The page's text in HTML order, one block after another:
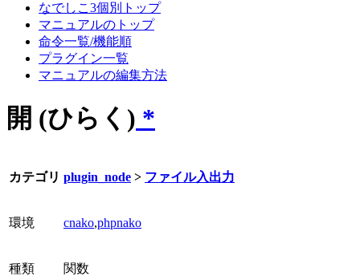
なでしこ3個別トップ
マニュアルのトップ
命令一覧/機能順
プラグイン一覧
マニュアルの編集方法
開 (ひらく) *
カテゴリ plugin_node > ファイル入出力
環境 cnako,phpnako
種類 関数